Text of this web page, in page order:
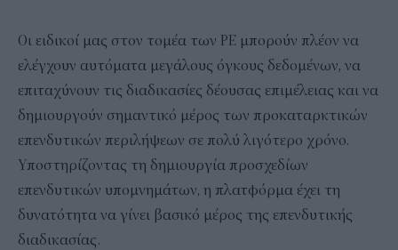
Οι ειδικοί μας στον τομέα των PE μπορούν πλέον να
ελέγχουν αυτόματα μεγάλους όγκους δεδομένων, να
επιταχύνουν τις διαδικασίες δέουσας επιμέλειας και να
δημιουργούν σημαντικό μέρος των προκαταρκτικών
επενδυτικών περιλήψεων σε πολύ λιγότερο χρόνο.
Υποστηρίζοντας τη δημιουργία προσχεδίων
επενδυτικών υπομνημάτων, η πλατφόρμα έχει τη
δυνατότητα να γίνει βασικό μέρος της επενδυτικής
διαδικασίας.